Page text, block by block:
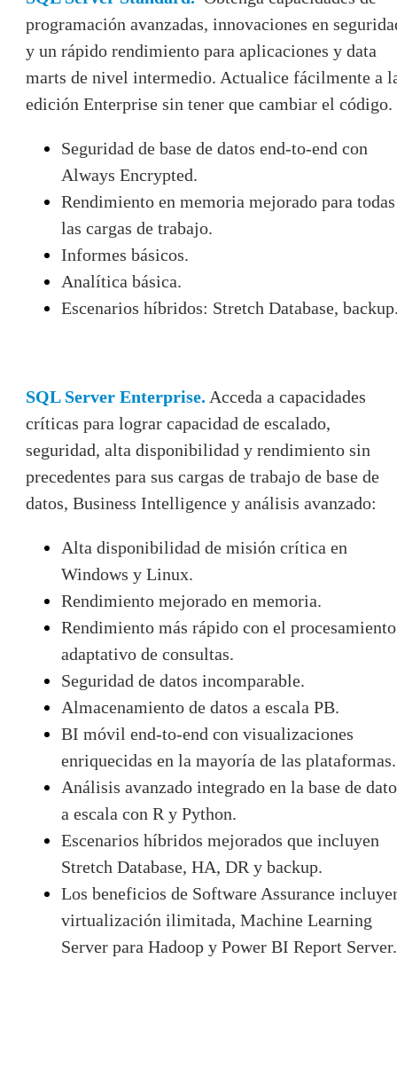
programación avanzadas, innovaciones en
y un rápido rendimiento para aplicaciones y data
marts de nivel intermedio. Actualice fácilmente a
edición Enterprise sin tener que cambiar el código.
Seguridad de base de datos end-to-end con
Always Encrypted.
Rendimiento en memoria mejorado para todas
las cargas de trabajo.
Informes básicos.
Analítica básica.
Escenarios híbridos: Stretch Database,
SQL Server Enterprise. Acceda a capacidades
críticas para lograr capacidad de escalado,
seguridad, alta disponibilidad y rendimiento sin
precedentes para sus cargas de trabajo de base de
datos, Business Intelligence y análisis avanzado:
Alta disponibilidad de misión crítica en
Windows y Linux.
Rendimiento mejorado en memoria.
Rendimiento más rápido con el procesamiento
adaptativo de consultas.
Seguridad de datos incomparable.
Almacenamiento de datos a escala PB.
BI móvil end-to-end con visualizaciones
enriquecidas en la mayoría de las plataformas.
Análisis avanzado integrado en la base de
a escala con R y Python.
Escenarios híbridos mejorados que incluyen
Stretch Database, HA, DR y backup.
Los beneficios de Software Assurance
virtualización ilimitada, Machine Learning
Server para Hadoop y Power BI Report Server.